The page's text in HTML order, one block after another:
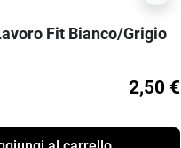
Fit Bianco/Grigio
2,50 €